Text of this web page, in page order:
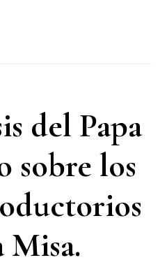
del Papa
sobre los
Misa.